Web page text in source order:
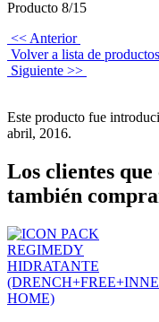
Producto 8/15
<< Anterior
Volver a lista de productos
Siguiente >>
Este producto fue
abril, 2016.
Los clientes
también